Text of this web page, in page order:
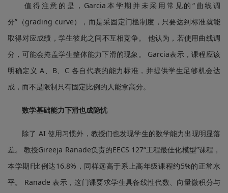
值得注意的是，Garcia本学期并未采用常见的“曲线调
分”（grading curve），而是采固定门槛制度，只要达到标准就能
取得对应成绩，学生彼此之间不互相竞争。 他认为，若使用曲线调
分，可能会掩盖学生整体能力下滑的现象。 Garcia表示，课程应该
明确定义 A、B、C 各自代表的能力标准，并提供学生足够机会达
成，而不是限制只有固定比例的人能拿高分。
数学基础能力下滑也成隐忧
除了 AI 使用习惯外，教授们也发现学生的数学能力出现明显落
差。 教授Gireeja Ranade负责的EECS 127“工程最佳化模型”课程，
本学期F比例达16.8%，同样远高于系上高年级课程约5%的正常水
平。 Ranade 表示，这门课要求学生具备线性代数、向量微积分与